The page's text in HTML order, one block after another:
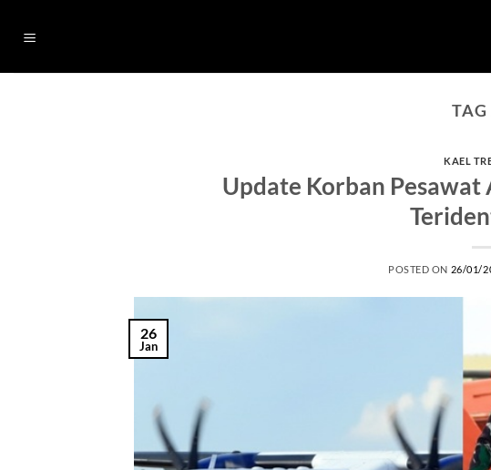
TAG
KAEL
Update Korban Pesawat
POSTED ON 26/01/
26
Jan